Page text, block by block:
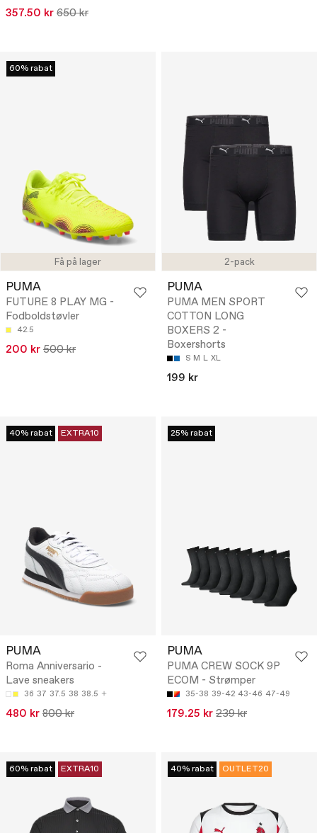
357.50 kr 650 kr
Få på lager
60% rabat
PUMA
FUTURE 8 PLAY MG -
Fodboldstøvler
42.5
200 kr 500 kr
2-pack
PUMA
PUMA MEN SPORT
COTTON LONG
BOXERS 2 -
Boxershorts
S M L XL
199 kr
40% rabat EXTRA10
PUMA
Roma Anniversario -
Lave sneakers
36 37 37.5 38 38.5
480 kr 800 kr
25% rabat
PUMA
PUMA CREW SOCK 9P
ECOM - Strømper
35-38 39-42 43-46 47-49
179.25 kr 239 kr
60% rabat EXTRA10 40% rabat OUTLET20